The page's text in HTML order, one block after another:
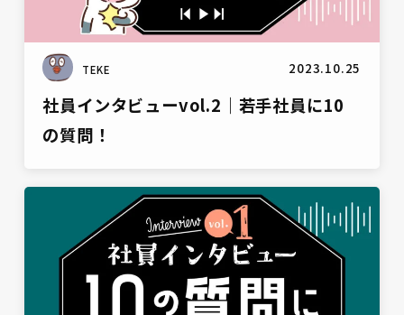
TEKE 2023.10.25
社員インタビューvol.2｜若手社員に10
の質問！
雑談